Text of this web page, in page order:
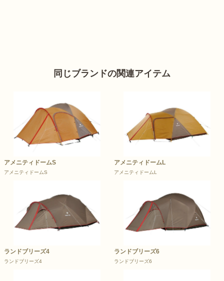
同じブランドの関連アイテム
アメニティドームS
アメニティドームS
アメニティドームL
アメニティドームL
ランドブリーズ4
ランドブリーズ4
ランドブリーズ6
ランドブリーズ6